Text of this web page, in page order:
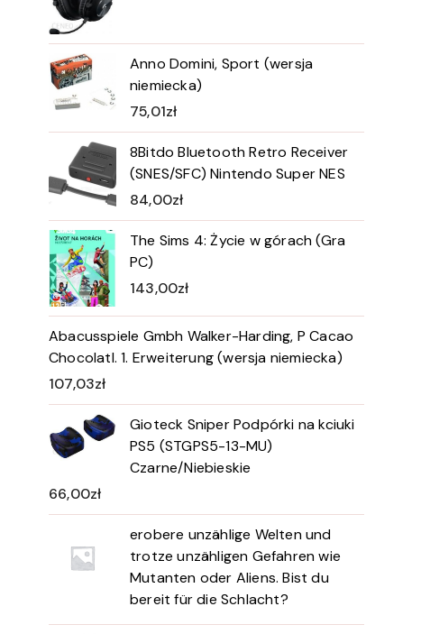
Anno Domini, Sport (wersja
niemiecka)
75,01zł
8Bitdo Bluetooth Retro Receiver
(SNES/SFC) Nintendo Super NES
84,00zł
The Sims 4: Życie w górach (Gra
PC)
143,00zł
Abacusspiele Gmbh Walker-Harding, P Cacao
Chocolatl. 1. Erweiterung (wersja niemiecka)
107,03zł
Gioteck Sniper Podpórki na kciuki
PS5 (STGPS5-13-MU)
Czarne/Niebieskie
66,00zł
erobere unzählige Welten und
trotze unzähligen Gefahren wie
Mutanten oder Aliens. Bist du
bereit für die Schlacht?